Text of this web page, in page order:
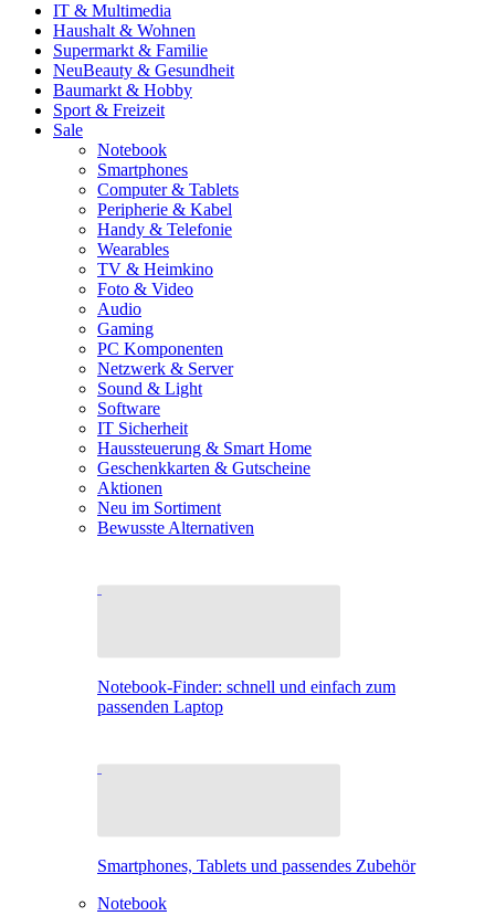
IT & Multimedia
Haushalt & Wohnen
Supermarkt & Familie
NeuBeauty & Gesundheit
Baumarkt & Hobby
Sport & Freizeit
Sale
Notebook
Smartphones
Computer & Tablets
Peripherie & Kabel
Handy & Telefonie
Wearables
TV & Heimkino
Foto & Video
Audio
Gaming
PC Komponenten
Netzwerk & Server
Sound & Light
Software
IT Sicherheit
Haussteuerung & Smart Home
Geschenkkarten & Gutscheine
Aktionen
Neu im Sortiment
Bewusste Alternativen
Notebook-Finder: schnell und einfach zum
passenden Laptop
Smartphones, Tablets und passendes Zubehör
Notebook